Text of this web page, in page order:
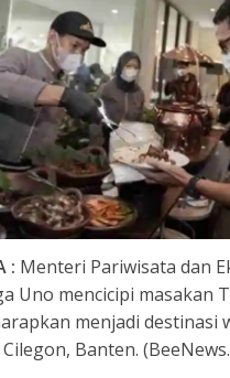
: Menteri Pariwisata dan
Uno mencicipi masakan
menjadi destinasi
Cilegon, Banten.